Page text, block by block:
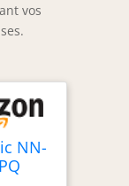
vos
NN-